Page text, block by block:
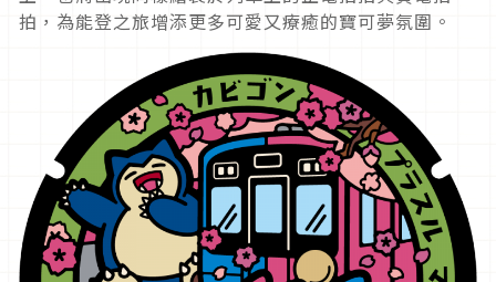
拍，為能登之旅增添更多可愛又療癒的寶可夢氛圍。